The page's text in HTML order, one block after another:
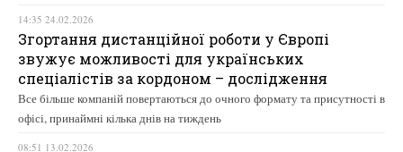
14:35 24.02.2026
Згортання дистанційної роботи у Європі
звужує можливості для українських
спеціалістів за кордоном – дослідження
Все більше компаній повертаються до очного формату та присутності в
офісі, принаймні кілька днів на тиждень
08:51 13.02.2026